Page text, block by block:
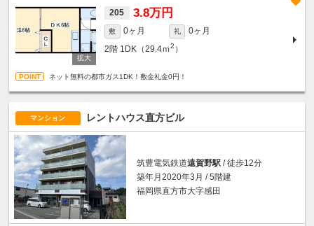
205 3.8万円
敷 0ヶ月 礼
0ヶ月
2階 1DK（29.4ｍ2 ）
ネット無料の都市ガス1DK！敷金礼金0円！
マンション レントハウス直方ビル
筑豊電気鉄道遠賀野駅 / 徒歩12分
築年月2020年3月 / 5階建
福岡県直方市大字感田